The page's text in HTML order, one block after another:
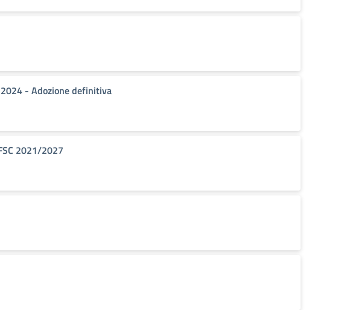
- Adozione definitiva
2021/2027